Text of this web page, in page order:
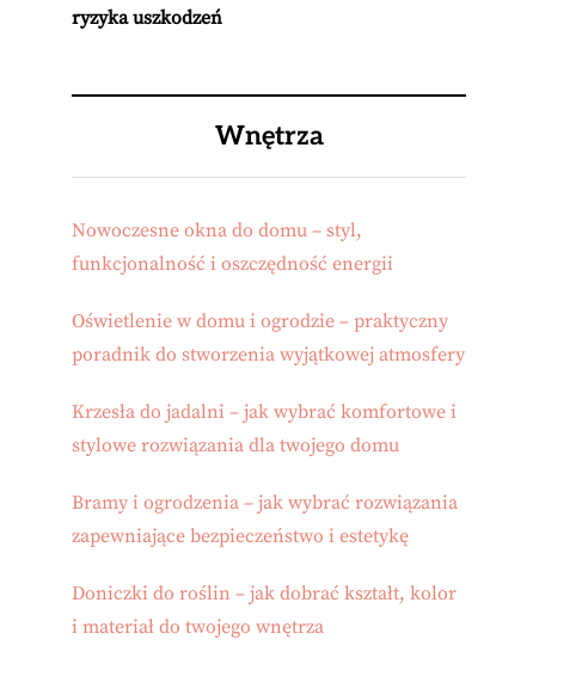
ryzyka uszkodzeń
Wnętrza
Nowoczesne okna do domu – styl,
funkcjonalność i oszczędność energii
Oświetlenie w domu i ogrodzie – praktyczny
poradnik do stworzenia wyjątkowej atmosfery
Krzesła do jadalni – jak wybrać komfortowe i
stylowe rozwiązania dla twojego domu
Bramy i ogrodzenia – jak wybrać rozwiązania
zapewniające bezpieczeństwo i estetykę
Doniczki do roślin – jak dobrać kształt, kolor
i materiał do twojego wnętrza